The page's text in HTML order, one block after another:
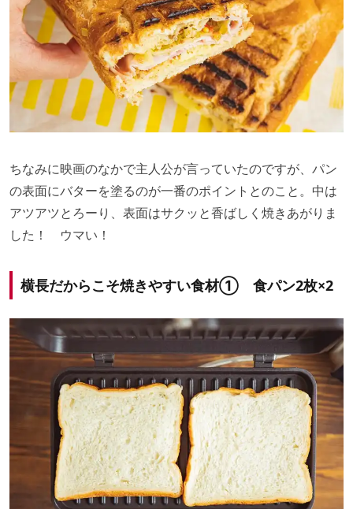
ちなみに映画のなかで主人公が言っていたのですが、パン
の表面にバターを塗るのが一番のポイントとのこと。中は
アツアツとろーり、表面はサクッと香ばしく焼きあがりま
した！ ウマい！
横長だからこそ焼きやすい食材① 食パン2枚×2